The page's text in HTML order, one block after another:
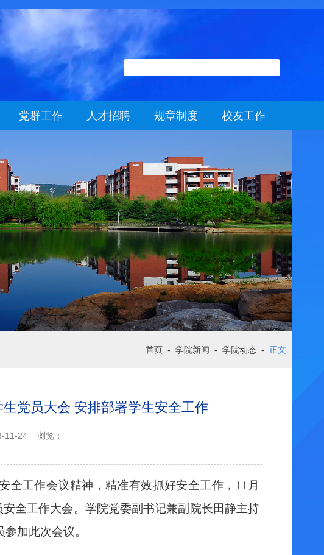
党群工作 人才招聘 规章制度 校友工作
首页 - 学院新闻 - 学院动态 - 正文
党员大会 安排部署学生安全工作
11-24 浏览：
全工作会议精神，精准有效抓好安全工作， 11月
全工作大会。学院党委副书记兼副院长田静主持
加此次会议。